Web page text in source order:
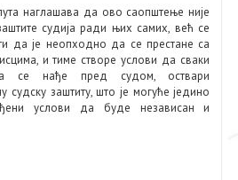
наглашава да ово саопштење није
судија ради њих самих, већ се
да је неопходно да се престане са
и тиме створе услови да сваки
се нађе пред судом, оствари
судску заштиту, што је могуће једино
услови да буде независан и